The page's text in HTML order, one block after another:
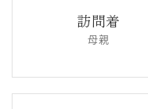
訪問着
母親